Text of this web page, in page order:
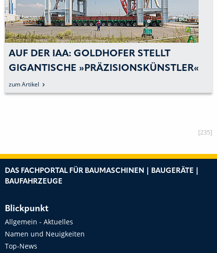
AUF DER IAA: GOLDHOFER STELLT
GIGANTISCHE »PRÄZISIONSKÜNSTLER«
VOR
zum Artikel
[235]
DAS FACHPORTAL FÜR BAUMASCHINEN | BAUGERÄTE |
BAUFAHRZEUGE
Blickpunkt
Allgemein - Aktuelles
Namen und Neuigkeiten
Top-News